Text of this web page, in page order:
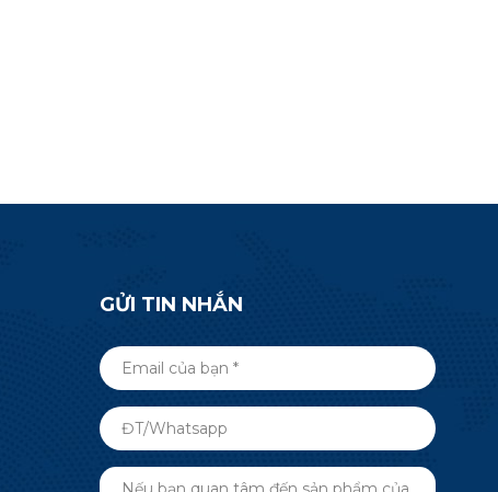
GỬI TIN NHẮN